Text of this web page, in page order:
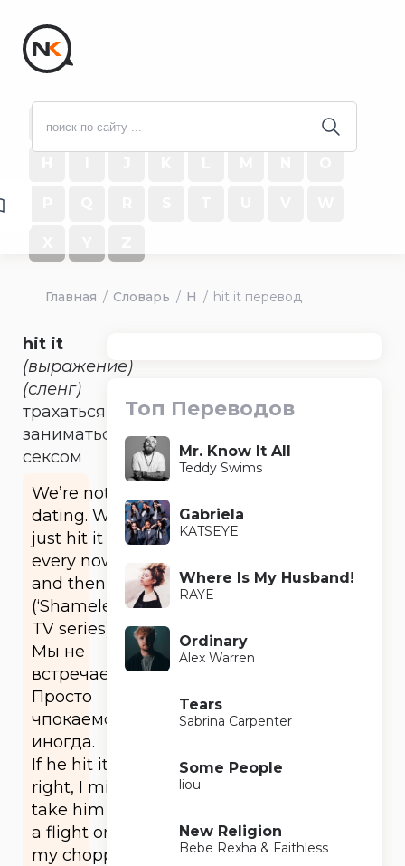
# A B G
Главная Словарь H hit it перевод
hit it
(выражение)
(сленг)
трахаться,
заниматься
сексом
We’re not
dating. We
just hit it
every now
and then
(‘Shameless’
TV series)
Мы не
встречаемся.
Просто
чпокаемся
иногда.
If he hit it
right, I might
take him on
a flight on
my chopper
Топ Переводов
Mr. Know It All
Teddy Swims
Gabriela
KATSEYE
Where Is My Husband!
RAYE
Ordinary
Alex Warren
Tears
Sabrina Carpenter
Some People
liou
New Religion
Bebe Rexha & Faithless